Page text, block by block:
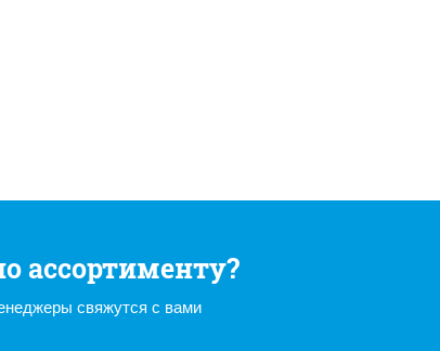
ассортименту?
свяжутся с вами